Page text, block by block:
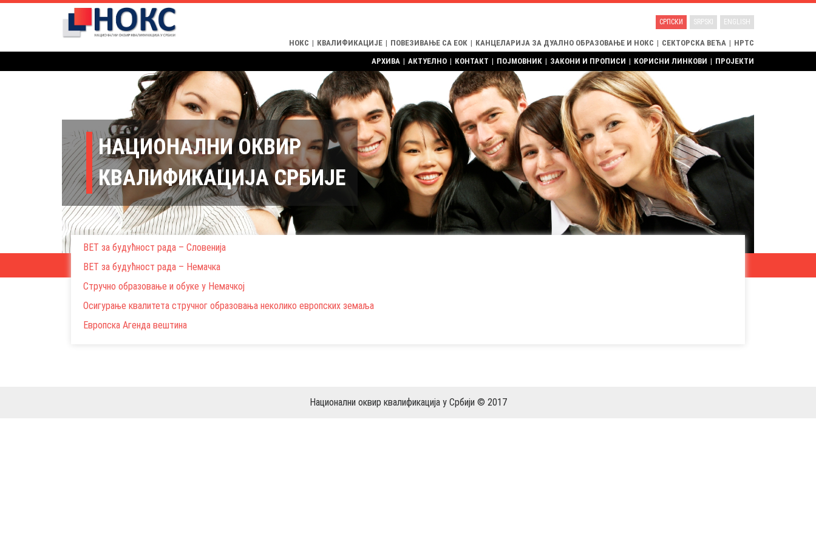
НОКС | КВАЛИФИКАЦИЈЕ | ПОВЕЗИВАЊЕ СА ЕОК | КАНЦЕЛАРИЈА ЗА ДУАЛНО ОБРАЗОВАЊЕ И НОКС | СЕКТОРСКА ВЕЋА | НРТС
СРПСКИ SRPSKI ENGLISH
АРХИВА | АКТУЕЛНО | КОНТАКТ | ПОЈМОВНИК | ЗАКОНИ И ПРОПИСИ | КОРИСНИ ЛИНКОВИ | ПРОЈЕКТИ
НАЦИОНАЛНИ ОКВИР
КВАЛИФИКАЦИЈА СРБИЈЕ
ВЕТ за будућност рада – Словенија
ВЕТ за будућност рада – Немачка
Стручно образовање и обуке у Немачкој
Осигурање квалитета стручног образовања неколико европских земаља
Европска Агенда вештина
Национални оквир квалификација у Србији © 2017